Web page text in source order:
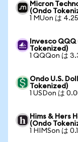
Micron
(Ondo
1 MUon は
Invesco
Tokenized)
1 QQQon は
Ondo U.S.
Tokenized)
1 USDon は
Hims & Hers
(Ondo
1 HIMSon は